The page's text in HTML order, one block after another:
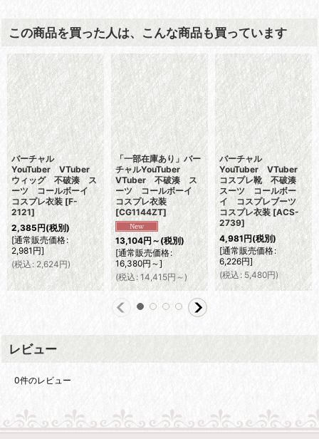
この商品を買った人は、こんな商品も買っています
バーチャル
YouTuber VTuber
ウィッグ 不破湊 ス
ーツ コールボーイ
コスプレ衣装 [F-
2121]
2,385円(税別)
[通常販売価格:
2,981円]
(税込: 2,624円)
「一部在庫あり」バー
チャルYouTuber
VTuber 不破湊 ス
ーツ コールボーイ
コスプレ衣装
[CG1144ZT]
13,104円～(税別)
[通常販売価格:
16,380円～]
(税込 : 14,415円 ～)
バーチャル
YouTuber VTuber
コスプレ靴 不破湊
スーツ コールボー
イ コスプレブーツ
コスプレ衣装 [ACS-
2739]
4,981円(税別)
[通常販売価格:
6,226円]
(税込: 5,480円)
レビュー
0件のレビュー